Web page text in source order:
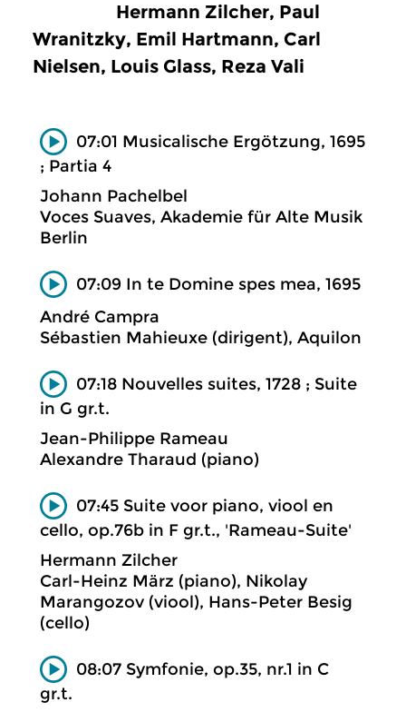
Hermann Zilcher, Paul
Wranitzky, Emil Hartmann, Carl
Nielsen, Louis Glass, Reza Vali
07:01 Musicalische Ergötzung, 1695
; Partia 4
Johann Pachelbel
Voces Suaves, Akademie für Alte Musik
Berlin
07:09 In te Domine spes mea, 1695
André Campra
Sébastien Mahieuxe (dirigent), Aquilon
07:18 Nouvelles suites, 1728 ; Suite
in G gr.t.
Jean-Philippe Rameau
Alexandre Tharaud (piano)
07:45 Suite voor piano, viool en
cello, op.76b in F gr.t., 'Rameau-Suite'
Hermann Zilcher
Carl-Heinz März (piano), Nikolay
Marangozov (viool), Hans-Peter Besig
(cello)
08:07 Symfonie, op.35, nr.1 in C
gr.t.